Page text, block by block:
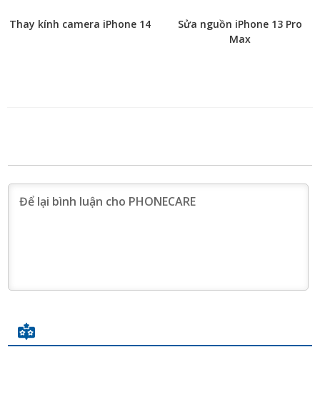
Thay kính camera iPhone 14
Sửa nguồn iPhone 13 Pro
Max